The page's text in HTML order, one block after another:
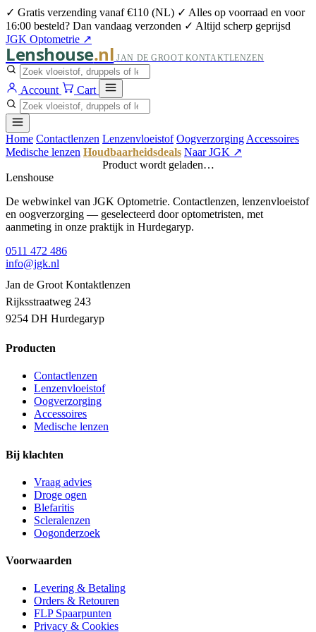
✓ Gratis verzending vanaf €110 (NL) ✓ Alles op voorraad en voor
16:00 besteld? Dan vandaag verzonden ✓ Altijd scherp geprijsd
JGK Optometrie ↗
Lenshouse.nl JAN DE GROOT KONTAKTLENZEN
Account Cart
Home Contactlenzen Lenzenvloeistof Oogverzorging Accessoires
Medische lenzen Houdbaarheidsdeals Naar JGK ↗
Product wordt geladen…
Lenshouse
De webwinkel van JGK Optometrie. Contactlenzen, lenzenvloeistof
en oogverzorging — geselecteerd door optometristen, met
aanmeting in onze praktijk in Hurdegaryp.
0511 472 486
info@jgk.nl
Jan de Groot Kontaktlenzen
Rijksstraatweg 243
9254 DH Hurdegaryp
Producten
Contactlenzen
Lenzenvloeistof
Oogverzorging
Accessoires
Medische lenzen
Bij klachten
Vraag advies
Droge ogen
Blefaritis
Scleralenzen
Oogonderzoek
Voorwaarden
Levering & Betaling
Orders & Retouren
FLP Spaarpunten
Privacy & Cookies